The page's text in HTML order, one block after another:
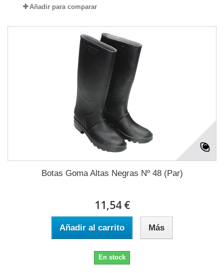
Añadir para comparar
Botas Goma Altas Negras Nº 48 (Par)
11,54 €
Añadir al carrito Más
En stock